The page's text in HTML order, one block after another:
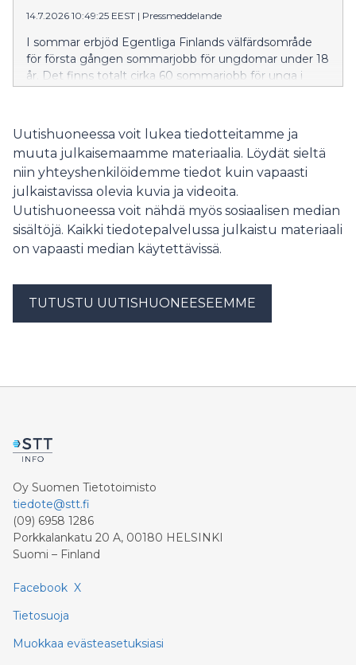
14.7.2026 10:49:25 EEST | Pressmeddelande
I sommar erbjöd Egentliga Finlands välfärdsområde
för första gången sommarjobb för ungdomar under 18
år. Det finns totalt cirka 60 sommarjobb för unga i
akutsjukvård runt om i Egentliga Finland.
Uutishuoneessa voit lukea tiedotteitamme ja
muuta julkaisemaamme materiaalia. Löydät sieltä
niin yhteyshenkilöidemme tiedot kuin vapaasti
julkaistavissa olevia kuvia ja videoita.
Uutishuoneessa voit nähdä myös sosiaalisen median
sisältöjä. Kaikki tiedotepalvelussa julkaistu materiaali
on vapaasti median käytettävissä.
TUTUSTU UUTISHUONEESEEMME
Oy Suomen Tietotoimisto
tiedote@stt.fi
(09) 6958 1286
Porkkalankatu 20 A, 00180 HELSINKI
Suomi – Finland
Facebook X
Tietosuoja
Muokkaa evästeasetuksiasi